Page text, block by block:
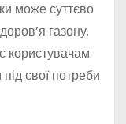
може суттєво
газону.
користувачам
свої потреби